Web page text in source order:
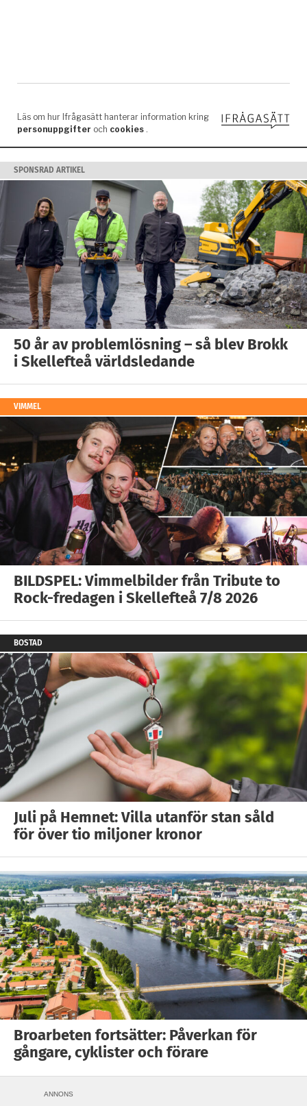
SPONSRAD ARTIKEL
50 år av problemlösning – så blev Brokk
i Skellefteå världsledande
VIMMEL
BILDSPEL: Vimmelbilder från Tribute to
Rock-fredagen i Skellefteå 7/8 2026
BOSTAD
Juli på Hemnet: Villa utanför stan såld
för över tio miljoner kronor
Broarbeten fortsätter: Påverkan för
gångare, cyklister och förare
ANNONS